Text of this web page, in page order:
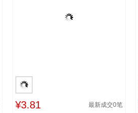
¥3.81 最新成交0笔